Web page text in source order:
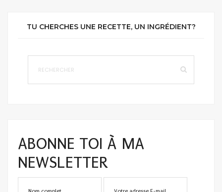
TU CHERCHES UNE RECETTE, UN INGRÉDIENT?
ABONNE TOI À MA
NEWSLETTER